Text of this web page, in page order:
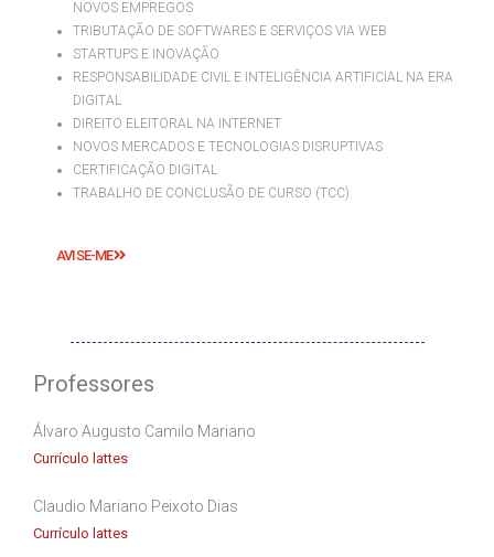
NOVOS EMPREGOS
TRIBUTAÇÃO DE SOFTWARES E SERVIÇOS VIA WEB
STARTUPS E INOVAÇÃO
RESPONSABILIDADE CIVIL E INTELIGÊNCIA ARTIFICIAL NA ERA
DIGITAL
DIREITO ELEITORAL NA INTERNET
NOVOS MERCADOS E TECNOLOGIAS DISRUPTIVAS
CERTIFICAÇÃO DIGITAL
TRABALHO DE CONCLUSÃO DE CURSO (TCC)
AVISE-ME
Professores
Álvaro Augusto Camilo Mariano
Currículo lattes
Claudio Mariano Peixoto Dias
Currículo lattes